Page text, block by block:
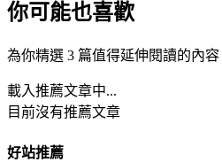
你可能也喜歡
為你精選 3 篇值得延伸閱讀的內容
載入推薦文章中...
目前沒有推薦文章
好站推薦